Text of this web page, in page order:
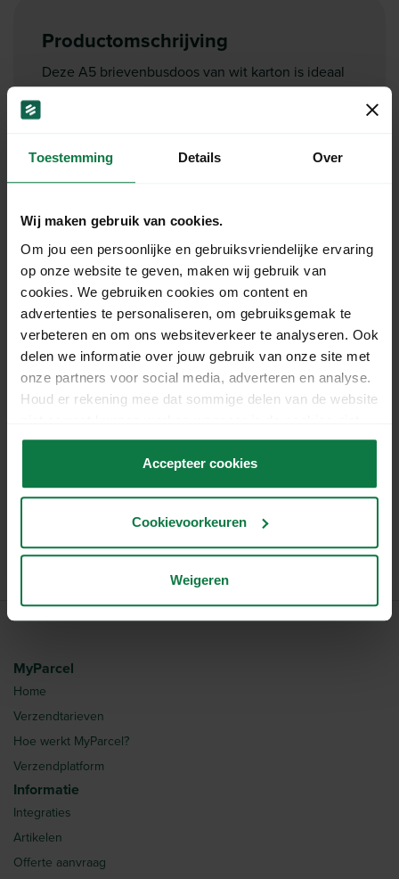
Toestemming Details Over
Wij maken gebruik van cookies.
Om jou een persoonlijke en gebruiksvriendelijke ervaring
op onze website te geven, maken wij gebruik van
cookies. We gebruiken cookies om content en
advertenties te personaliseren, om gebruiksgemak te
verbeteren en om ons websiteverkeer te analyseren. Ook
delen we informatie over jouw gebruik van onze site met
onze partners voor social media, adverteren en analyse.
Houd er rekening mee dat sommige delen van de website
accepteert.
Accepteer cookies
Cookievoorkeuren
Weigeren
Productomschrijving
Deze A5 brievenbusdoos van wit karton is ideaal
maken op je klant? Laat deze doos bedrukken met
je eigen logo of ontwerp en maak van elke
Ben je op zoek naar een ander formaat of een
andere kleur? Bekijk dan alle bedrukte
verpakkingen in onze categoriebedrukte
verpakkingen.
Specificaties
Lengte:
Hoogte:
Verkoopeenheid:
Aantal stuks per bundel:
22 cm
2.7 cm
Wit
Per bundel
MyParcel
Home
Verzendtarieven
Hoe werkt MyParcel?
Verzendplatform
Informatie
Integraties
Artikelen
Offerte aanvraag